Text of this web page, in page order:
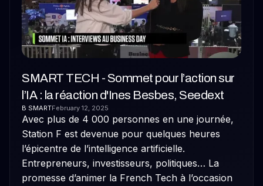
SMART TECH - Sommet pour l’action sur
l’IA : la réaction d'Ines Besbes, Seedext
B SMARTFebruary 12, 2025
Avec plus de 4 000 personnes en une journée,
Station F est devenue pour quelques heures
l’épicentre de l’intelligence artificielle.
Entrepreneurs, investisseurs, politiques… La
promesse d’animer la French Tech à l’occasion